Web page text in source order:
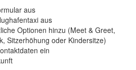
aus
aus
Optionen hinzu (Meet & Greet,
Sitzerhöhung oder Kindersitze)
ein